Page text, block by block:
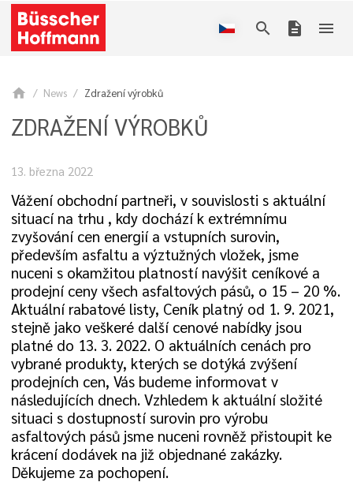
search description menu
home News Zdražení výrobků
ZDRAŽENÍ VÝROBKŮ
13. března 2022
Vážení obchodní partneři, v souvislosti s aktuální
situací na trhu , kdy dochází k extrémnímu
zvyšování cen energií a vstupních surovin,
především asfaltu a výztužných vložek, jsme
nuceni s okamžitou platností navýšit ceníkové a
prodejní ceny všech asfaltových pásů, o 15 – 20 %.
Aktuální rabatové listy, Ceník platný od 1. 9. 2021,
stejně jako veškeré další cenové nabídky jsou
platné do 13. 3. 2022. O aktuálních cenách pro
vybrané produkty, kterých se dotýká zvýšení
prodejních cen, Vás budeme informovat v
následujících dnech. Vzhledem k aktuální složité
situaci s dostupností surovin pro výrobu
asfaltových pásů jsme nuceni rovněž přistoupit ke
krácení dodávek na již objednané zakázky.
Děkujeme za pochopení.